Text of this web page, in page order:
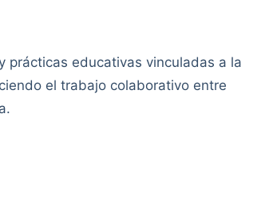
prácticas educativas vinculadas a la
el trabajo colaborativo entre